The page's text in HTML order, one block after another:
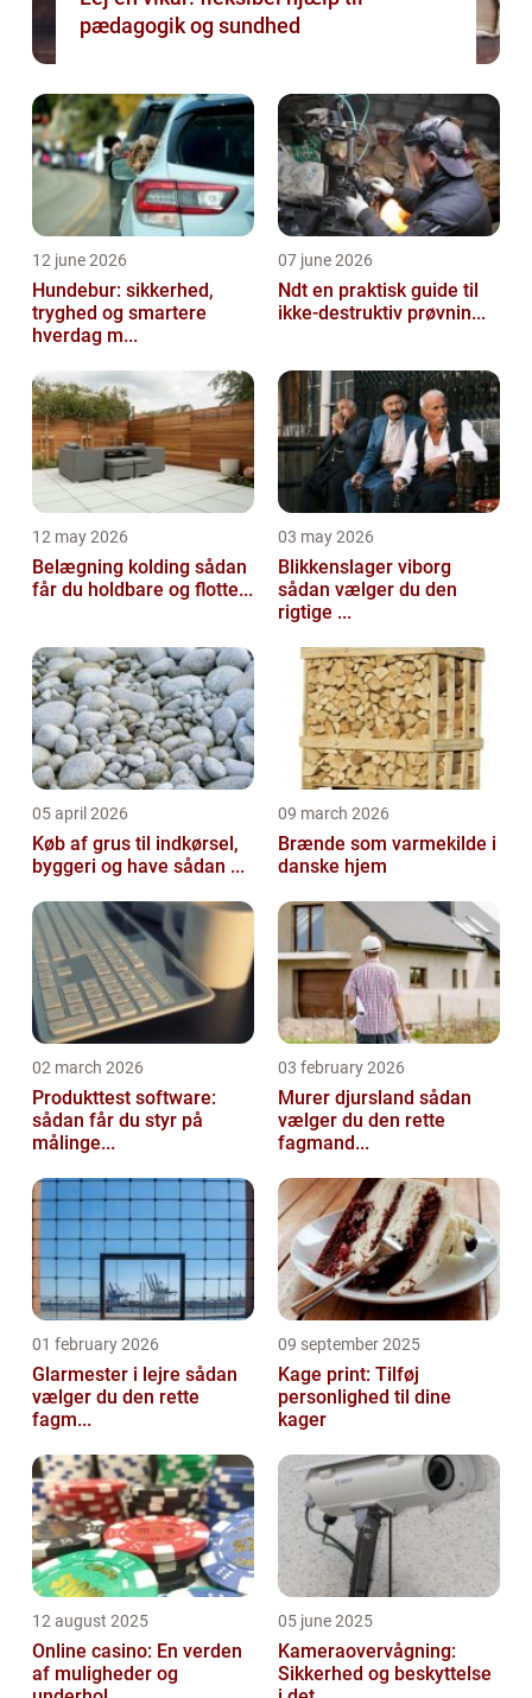
pædagogik og sundhed
12 june 2026
Hundebur: sikkerhed,
tryghed og smartere
hverdag m...
07 june 2026
Ndt en praktisk guide til
ikke-destruktiv prøvnin...
12 may 2026
Belægning kolding sådan
får du holdbare og flotte...
03 may 2026
Blikkenslager viborg
sådan vælger du den
rigtige ...
05 april 2026
Køb af grus til indkørsel,
byggeri og have sådan ...
09 march 2026
Brænde som varmekilde i
danske hjem
02 march 2026
Produkttest software:
sådan får du styr på
målinge...
03 february 2026
Murer djursland sådan
vælger du den rette
fagmand...
01 february 2026
Glarmester i lejre sådan
vælger du den rette
fagm...
09 september 2025
Kage print: Tilføj
personlighed til dine
kager
12 august 2025
Online casino: En verden
af muligheder og
05 june 2025
Kameraovervågning:
Sikkerhed og beskyttelse